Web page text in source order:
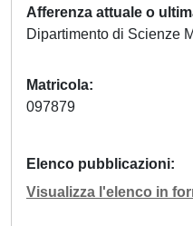
Afferenza attuale o
Dipartimento di Scienze
Matricola
097879
Elenco pubblicazioni
Visualizza l'elenco in